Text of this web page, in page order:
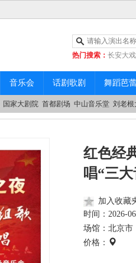
热门搜索： 长安大
|中山音乐堂
音乐会 话剧歌剧 舞蹈芭
国家大剧院 首都剧场 中山音乐堂 刘老根
红色经
唱“三
加入收藏
时间： 2026-
场馆：北京市
价格：